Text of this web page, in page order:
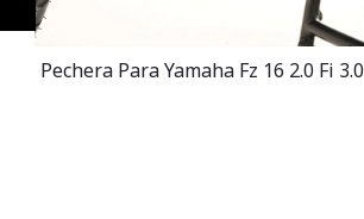
Anterior
Pechera Para Yamaha Fz 16 2.0 Fi 3.0